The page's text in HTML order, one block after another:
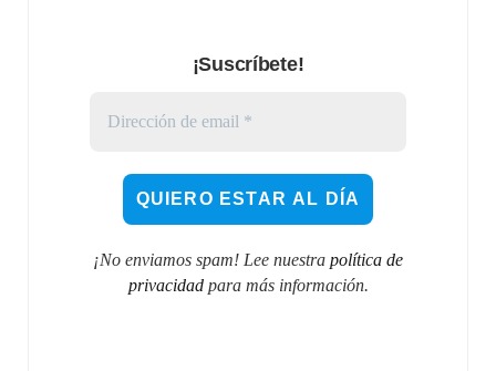
¡Suscríbete!
¡No enviamos spam! Lee nuestra política de
privacidadpara más información.